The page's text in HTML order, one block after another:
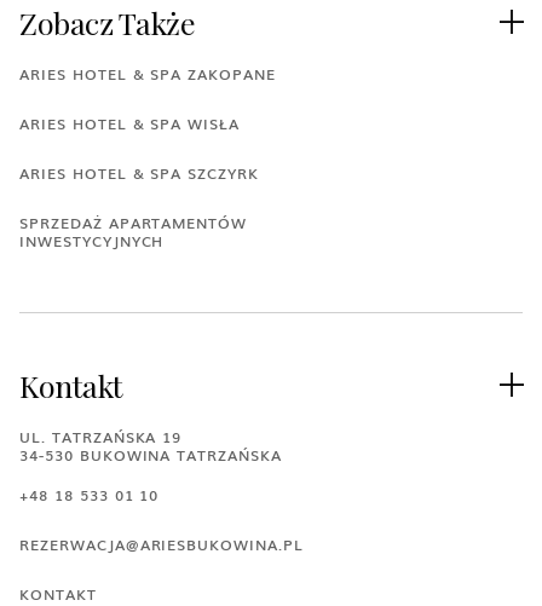
Zobacz Także 
ARIES HOTEL & SPA ZAKOPANE
ARIES HOTEL & SPA WISŁA
ARIES HOTEL & SPA SZCZYRK
SPRZEDAŻ APARTAMENTÓW
INWESTYCYJNYCH
Kontakt 
UL. TATRZAŃSKA 19
34-530 BUKOWINA TATRZAŃSKA
+48 18 533 01 10
REZERWACJA@ARIESBUKOWINA.PL
KONTAKT